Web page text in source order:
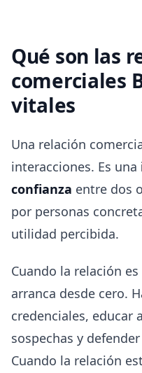
Qué son las
comerciales
vitales
Una relación
interacciones. Es una
confianza entre dos
por personas
utilidad percibida.
Cuando la relación
arranca desde cero.
credenciales, educar
sospechas y
Cuando la relación